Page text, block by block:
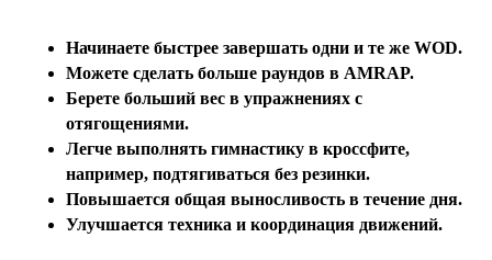
Начинаете быстрее завершать одни и те же WOD.
Можете сделать больше раундов в AMRAP.
Берете больший вес в упражнениях с
отягощениями.
Легче выполнять гимнастику в кроссфите,
например, подтягиваться без резинки.
Повышается общая выносливость в течение дня.
Улучшается техника и координация движений.